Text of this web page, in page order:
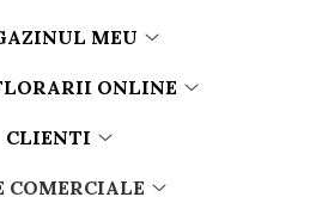
MEU
ONLINE
CLIENTI
COMERCIALE